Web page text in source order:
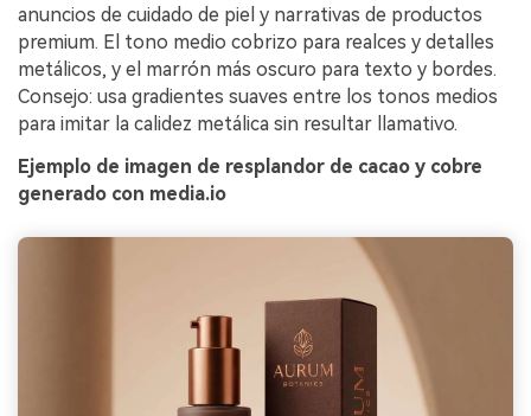
anuncios de cuidado de piel y narrativas de productos
premium. El tono medio cobrizo para realces y detalles
metálicos, y el marrón más oscuro para texto y bordes.
Consejo: usa gradientes suaves entre los tonos medios
para imitar la calidez metálica sin resultar llamativo.
Ejemplo de imagen de resplandor de cacao y cobre
generado con media.io